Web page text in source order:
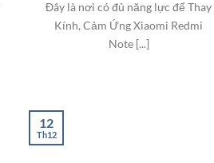
Đây là nơi có đủ năng lực để Thay
Kính, Cảm Ứng Xiaomi Redmi
Note [...]
12
Th12